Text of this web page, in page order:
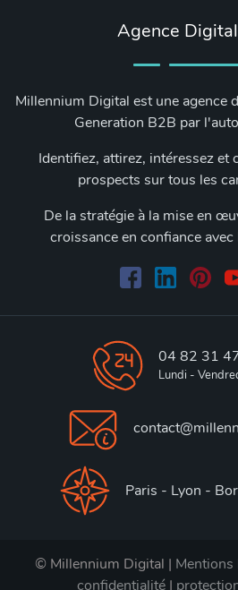
Agence
Millennium Digital est une agence
Generation B2B par
Identifiez, attirez, intéressez et
prospects sur tous les
De la stratégie à la mise en
croissance en confiance
04 82 31
Lundi -
Paris - Lyon -
© Millennium Digital | Mentions
confidentialité |